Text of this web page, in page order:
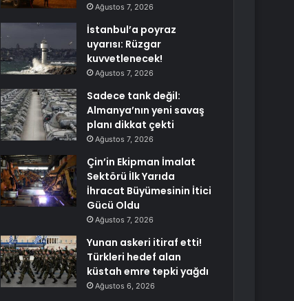
Ağustos 7, 2026
İstanbul’a poyraz
uyarısı: Rüzgar
kuvvetlenecek!
Ağustos 7, 2026
Sadece tank değil:
Almanya’nın yeni savaş
planı dikkat çekti
Ağustos 7, 2026
Çin’in Ekipman İmalat
Sektörü İlk Yarıda
İhracat Büyümesinin İtici
Gücü Oldu
Ağustos 7, 2026
Yunan askeri itiraf etti!
Türkleri hedef alan
küstah emre tepki yağdı
Ağustos 6, 2026